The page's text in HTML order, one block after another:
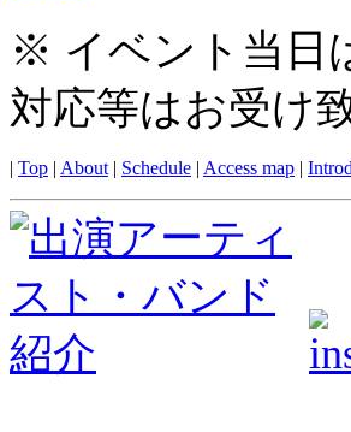
※ イベント当日
対応等はお受け
| Top | About | Schedule | Access map |